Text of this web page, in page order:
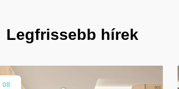
Legfrissebb hírek
08